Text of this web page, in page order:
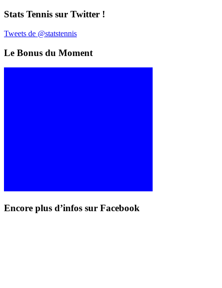
Stats Tennis sur Twitter !
Tweets de @statstennis
Le Bonus du Moment
Encore plus d’infos sur Facebook